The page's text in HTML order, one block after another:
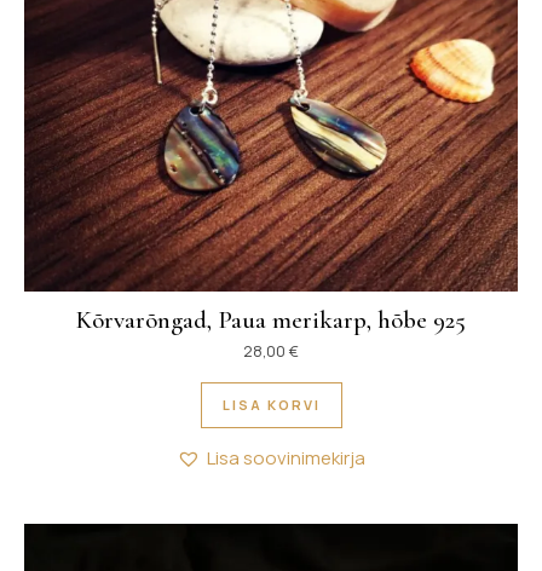
Kõrvarõngad, Paua merikarp, hõbe 925
28,00 €
LISA KORVI
Lisa soovinimekirja